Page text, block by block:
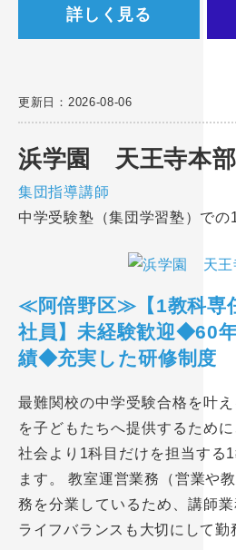
詳しく見る
更新日：2026-08-06
浜学園 天王寺本部
集団指導講師
中学受験塾（集団学習塾）での
≪阿倍野区≫【1教科専
社員】未経験歓迎◆60
績◆充実した研修制度
最難関校の中学受験合格を叶
を子どもたちへ提供するため
社会より1科目だけを担当する
ます。 教室運営業務（営業や
務を分業しているため、講師
ライフバランスも大切にして